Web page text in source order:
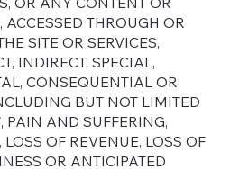
THROUGH OR
SITE OR SERVICES,
INDIRECT, SPECIAL,
CONSEQUENTIAL OR
BUT NOT LIMITED
PAIN AND SUFFERING,
OF REVENUE, LOSS OF
OR ANTICIPATED